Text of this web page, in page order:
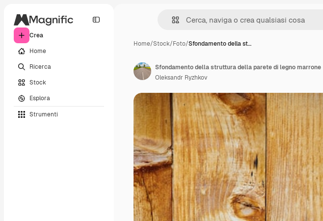
Crea
Home
Ricerca
Stock
Esplora
Strumenti
Home/Stock/Foto/Sfondamento della st…
Sfondamento della struttura della parete di legno marrone
Oleksandr Ryzhkov